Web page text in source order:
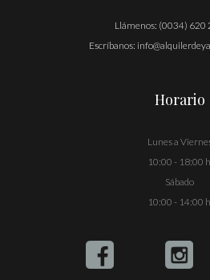
Llámenos: (0034) 620
Escríbanos:
Horario
Lunes a
10:00 - 18:00
Sábado
10:00 - 14:00